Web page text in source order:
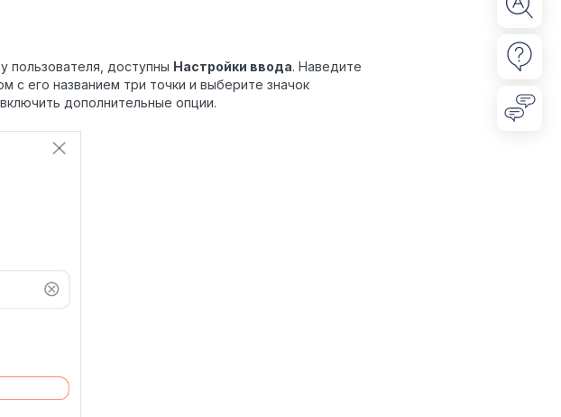
пользователя, доступны Настройки ввода. Наведите
с его названием три точки и выберите значок
дополнительные опции.